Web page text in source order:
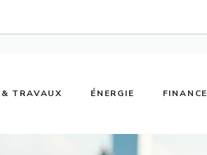
TRAVAUX ÉNERGIE FINANCE